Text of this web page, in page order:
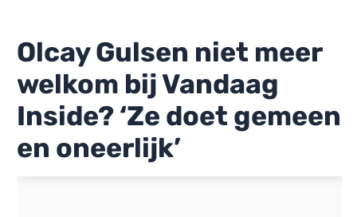
Olcay Gulsen niet meer
welkom bij Vandaag
Inside? ‘Ze doet gemeen
en oneerlijk’